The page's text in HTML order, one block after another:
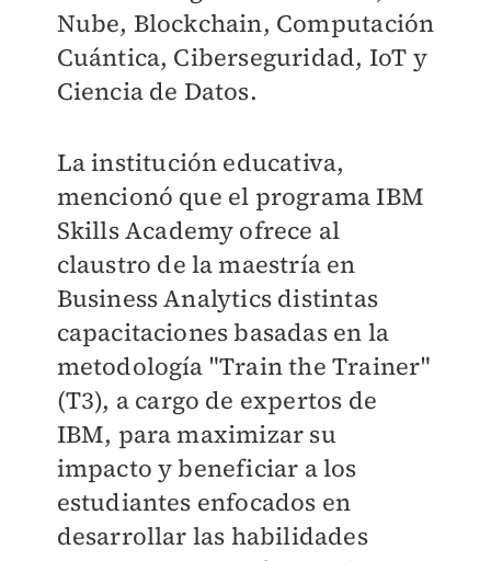
Nube, Blockchain, Computación
Cuántica, Ciberseguridad, IoT y
Ciencia de Datos.
La institución educativa,
mencionó que el programa IBM
Skills Academy ofrece al
claustro de la maestría en
Business Analytics distintas
capacitaciones basadas en la
metodología "Train the Trainer"
(T3), a cargo de expertos de
IBM, para maximizar su
impacto y beneficiar a los
estudiantes enfocados en
desarrollar las habilidades